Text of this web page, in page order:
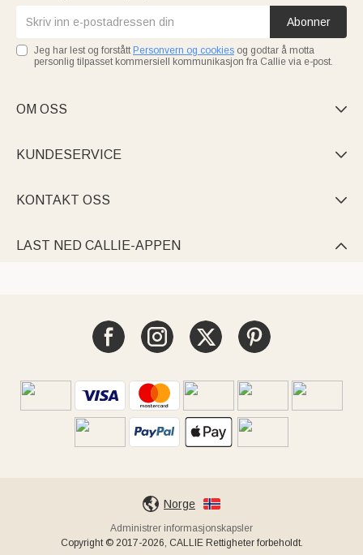
Abonner
Jeg har lest og forstått Personvern og cookies og godtar å motta
personlig tilpasset kommersiell kommunikasjon fra Callie via e-post.
OM OSS 
KUNDESERVICE 
KONTAKT OSS 
LAST NED CALLIE-APPEN 
Norge
Administrer informasjonskapsler
Copyright © 2017-2026, CALLIE Rettigheter forbeholdt.